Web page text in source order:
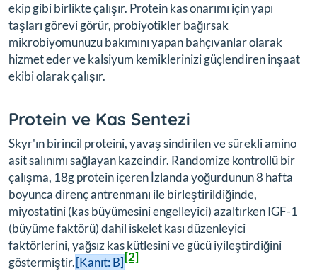
ekip gibi birlikte çalışır. Protein kas onarımı için yapı
taşları görevi görür, probiyotikler bağırsak
mikrobiyomunuzu bakımını yapan bahçıvanlar olarak
hizmet eder ve kalsiyum kemiklerinizi güçlendiren inşaat
ekibi olarak çalışır.
Protein ve Kas Sentezi
Skyr'ın birincil proteini, yavaş sindirilen ve sürekli amino
asit salınımı sağlayan kazeindir. Randomize kontrollü bir
çalışma, 18g protein içeren İzlanda yoğurdunun 8 hafta
boyunca direnç antrenmanı ile birleştirildiğinde,
miyostatini (kas büyümesini engelleyici) azaltırken IGF-1
(büyüme faktörü) dahil iskelet kası düzenleyici
faktörlerini, yağsız kas kütlesini ve gücü iyileştirdiğini
göstermiştir.[Kanıt: B][2]